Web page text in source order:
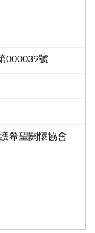
000039號
希望關懷協會